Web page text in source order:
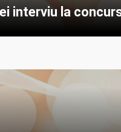
interviu la